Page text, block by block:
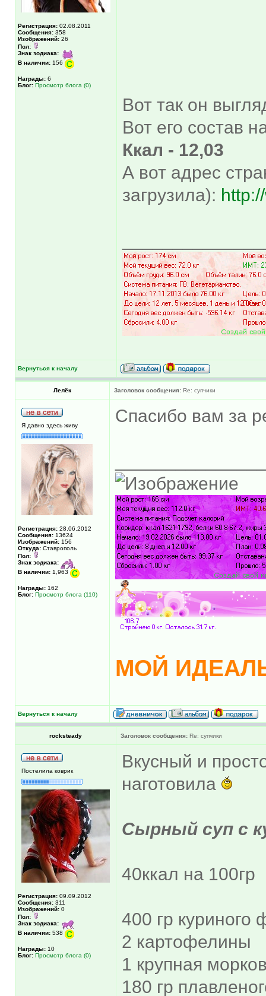
Регистрация: 02.08.2011
Сообщения: 358
Изображений: 26
Пол:
Знак зодиака:
В наличии: 156
Награды: 6
Блог: Просмотр блога (0)
Вот так он
Вот его состав
Ккал - 12,03
А вот адрес
загрузила):
Вернуться к началу
Лелёк Заголовок сообщения: Re: супчики
Я давно здесь живу
Регистрация: 28.06.2012
Сообщения: 13624
Изображений: 156
Откуда: Ставрополь
Пол:
Знак зодиака:
В наличии: 1,963
Награды: 162
Блог: Просмотр блога (110)
Спасибо вам за
МОЙ
Вернуться к началу
rocksteady Заголовок сообщения: Re: супчики
Постелила коврик
Регистрация: 09.09.2012
Сообщения: 311
Изображений: 0
Пол:
Знак зодиака:
В наличии: 538
Награды: 10
Блог: Просмотр блога (0)
Вкусный и
наготовила
Сырный суп с
40ккал на 100гр
400 гр куриного
2 картофелины
1 крупная
180 гр